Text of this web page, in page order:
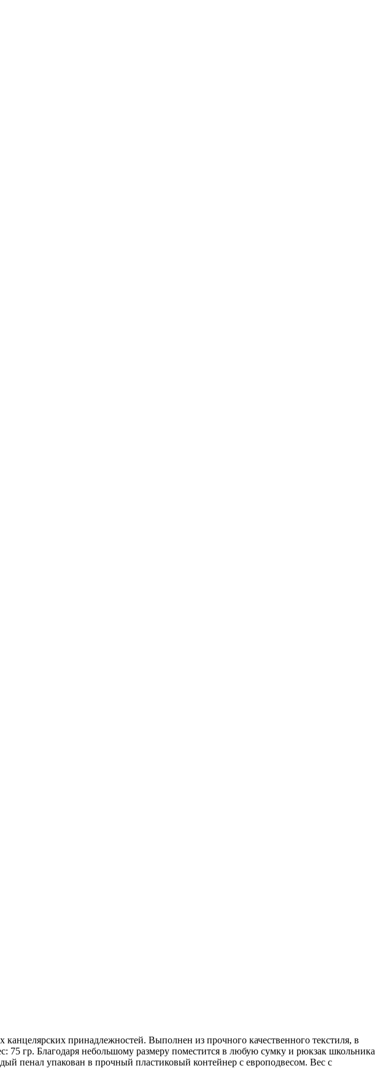
принадлежностей. Выполнен из прочного качественного текстиля, в
75 гр. Благодаря небольшому размеру поместится в любую сумку и рюкзак школьника
пенал упакован в прочный пластиковый контейнер с европодвесом. Вес с